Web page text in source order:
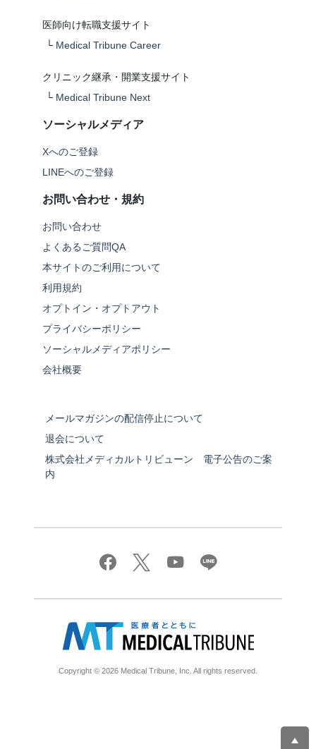
医師向け転職支援サイト
└ Medical Tribune Career
クリニック継承・開業支援サイト
└ Medical Tribune Next
ソーシャルメディア
Xへのご登録
LINEへのご登録
お問い合わせ・規約
お問い合わせ
よくあるご質問QA
本サイトのご利用について
利用規約
オプトイン・オプトアウト
プライバシーポリシー
ソーシャルメディアポリシー
会社概要
メールマガジンの配信停止について
退会について
株式会社メディカルトリビューン 電子公告のご案
内
Copyright © 2026 Medical Tribune, Inc. All rights reserved.